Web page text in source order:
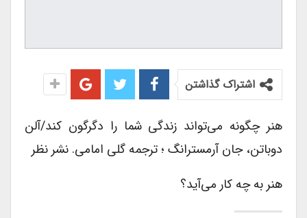
اشتراک گذاشتن
هنر چگونه می‌تواند زندگی شما را دگرگون ‌کند/آلن
دوباتن، جان آرمسترانگ ؛ ترجمه گلی امامی. نشر نظر
هنر به چه کار می‌آید؟